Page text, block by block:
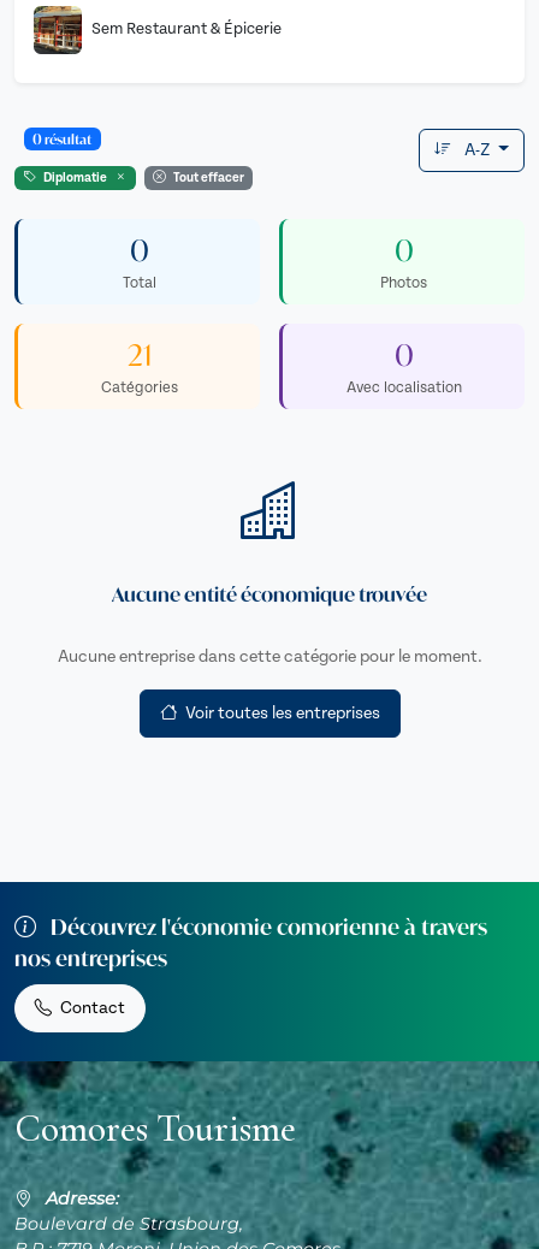
Sem Restaurant & Épicerie
0 résultat
Diplomatie Tout effacer
A-Z
0
Total
0
Photos
21
Catégories
0
Avec localisation
Aucune entité économique trouvée
Aucune entreprise dans cette catégorie pour le moment.
Voir toutes les entreprises
Découvrez l'économie comorienne à travers
nos entreprises
Contact
Comores Tourisme
Adresse:
Boulevard de Strasbourg,